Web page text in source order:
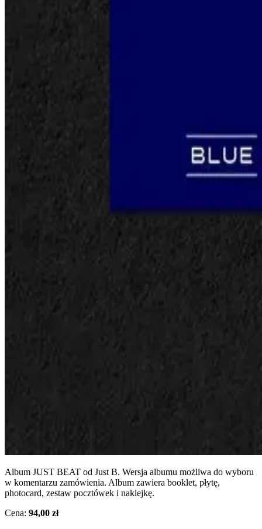
Album JUST BEAT od Just B. Wersja albumu możliwa do wyboru
w komentarzu zamówienia. Album zawiera booklet, płytę,
photocard, zestaw pocztówek i naklejkę.
Cena: 94,00 zł